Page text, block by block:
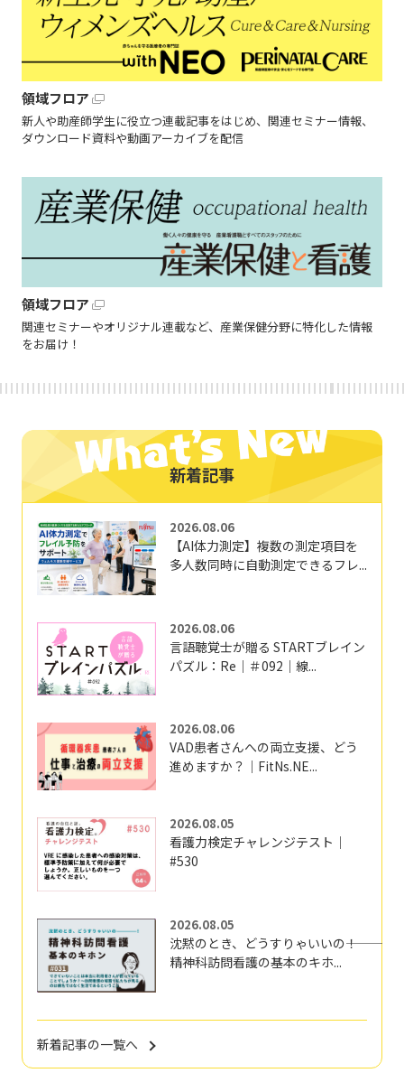
領域フロア
新人や助産師学生に役立つ連載記事をはじめ、関連セミナー情報、
ダウンロード資料や動画アーカイブを配信
領域フロア
関連セミナーやオリジナル連載など、産業保健分野に特化した情報
をお届け！
新着記事
2026.08.06
【AI体力測定】複数の測定項目を
多人数同時に自動測定できるフレ...
2026.08.06
言語聴覚士が贈る STARTブレイン
パズル：Re｜＃092｜線...
2026.08.06
VAD患者さんへの両立支援、どう
進めますか？｜FitNs.NE...
2026.08.05
看護力検定チャレンジテスト｜
#530
2026.08.05
沈黙のとき、どうすりゃいいの―――！
精神科訪問看護の基本のキホ...
新着記事の一覧へ